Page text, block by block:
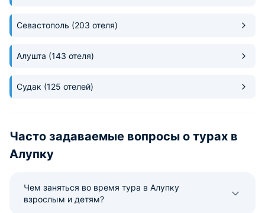
Севастополь (203 отеля)
Алушта (143 отеля)
Судак (125 отелей)
Часто задаваемые вопросы о турах в
Алупку
Чем заняться во время тура в Алупку
взрослым и детям?